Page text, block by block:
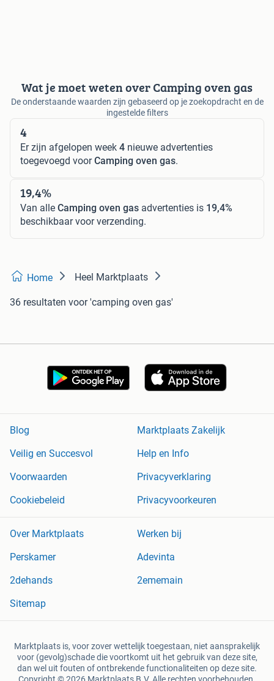
Wat je moet weten over Camping oven gas
De onderstaande waarden zijn gebaseerd op je zoekopdracht en de
ingestelde filters
4
Er zijn afgelopen week 4 nieuwe advertenties
toegevoegd voorCamping oven gas.
19,4%
Van alle Camping oven gas advertenties is 19,4%
beschikbaar voor verzending.
Home Heel Marktplaats
36 resultaten voor 'camping oven gas'
Blog
Marktplaats Zakelijk
Veilig en Succesvol
Help en Info
Voorwaarden
Privacyverklaring
Cookiebeleid
Privacyvoorkeuren
Over Marktplaats
Werken bij
Perskamer
Adevinta
2dehands
2ememain
Sitemap
Marktplaats is, voor zover wettelijk toegestaan, niet aansprakelijk
voor (gevolg)schade die voortkomt uit het gebruik van deze site,
dan wel uit fouten of ontbrekende functionaliteiten op deze site.